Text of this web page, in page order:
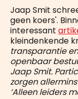
Jaap Smit
geen koers'.
interessant
kleindenkende
transparantie
openbaar
Jaap Smit.
zorgen
‘Alleen leiders